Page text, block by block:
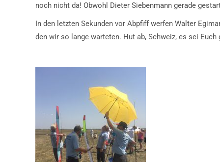
noch nicht da! Obwohl Dieter Siebenmann gerade
In den letzten Sekunden vor Abpfiff werfen Walter
den wir so lange warteten. Hut ab, Schweiz, es sei